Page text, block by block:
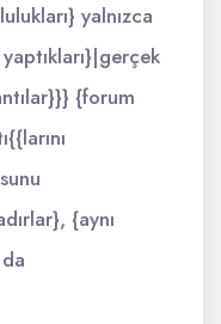
yalnızca
{forum
{aynı